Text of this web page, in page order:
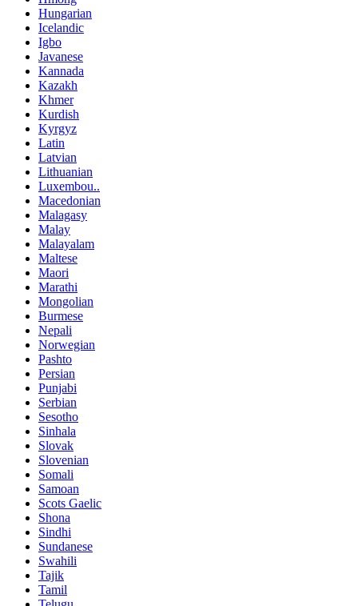
Hungarian
Icelandic
Igbo
Javanese
Kannada
Kazakh
Khmer
Kurdish
Kyrgyz
Latin
Latvian
Lithuanian
Luxembou..
Macedonian
Malagasy
Malay
Malayalam
Maltese
Maori
Marathi
Mongolian
Burmese
Nepali
Norwegian
Pashto
Persian
Punjabi
Serbian
Sesotho
Sinhala
Slovak
Slovenian
Somali
Samoan
Scots Gaelic
Shona
Sindhi
Sundanese
Swahili
Tajik
Tamil